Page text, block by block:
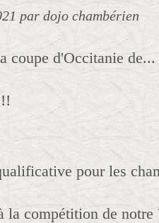
par dojo chambérien
coupe d'Occitanie
pour les
la compétition de